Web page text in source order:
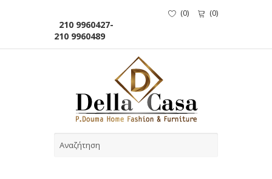
210 9960427-
210 9960489
(0) (0)